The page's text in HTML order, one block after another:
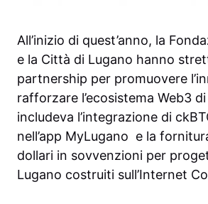
All’inizio di quest’anno, la
e la Città di Lugano hanno
partnership per promuovere
rafforzare l’ecosistema Web3
includeva l’integrazione di
nell’app MyLugano e la
dollari in sovvenzioni per
Lugano costruiti sull’Internet